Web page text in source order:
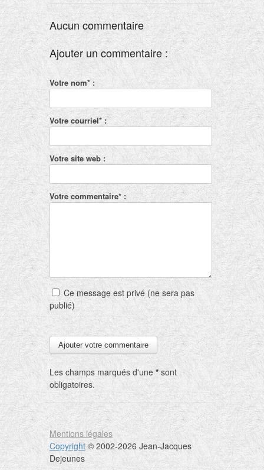
Aucun commentaire
Ajouter un commentaire :
Votre nom* :
Votre courriel* :
Votre site web :
Votre commentaire* :
Ce message est privé (ne sera pas
publié)
Les champs marqués d'une * sont
obligatoires.
Mentions légales
Copyright © 2002-2026 Jean-Jacques
Dejeunes